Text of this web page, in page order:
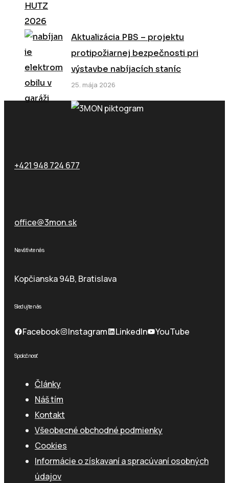
Aktualizácia PBS – projektu
protipožiarnej bezpečnosti pri
výstavbe nabíjacích staníc
25. mája 2026
+421 948 724 677
office@3mon.sk
Navštívte nás
Kopčianska 94B, Bratislava
Sledujte nás
Facebook Instagram LinkedIn YouTube
Spoločnosť
Články
Náš tím
Kontakt
Všeobecné obchodné podmienky
Cookies
Informácie o získavaní a spracúvaní osobných
údajov